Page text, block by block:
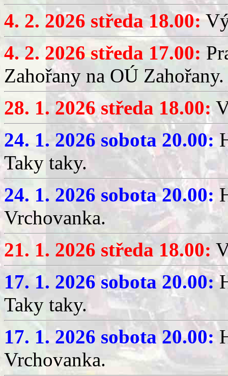
4. 2. 2026 středa 18.00:
4. 2. 2026 středa 17.00:
Zahořany na OÚ Zahořany.
28. 1. 2026 středa 18.00:
24. 1. 2026 sobota 20.00:
Taky taky.
24. 1. 2026 sobota 20.00:
Vrchovanka.
21. 1. 2026 středa 18.00:
17. 1. 2026 sobota 20.00:
Taky taky.
17. 1. 2026 sobota 20.00:
Vrchovanka.